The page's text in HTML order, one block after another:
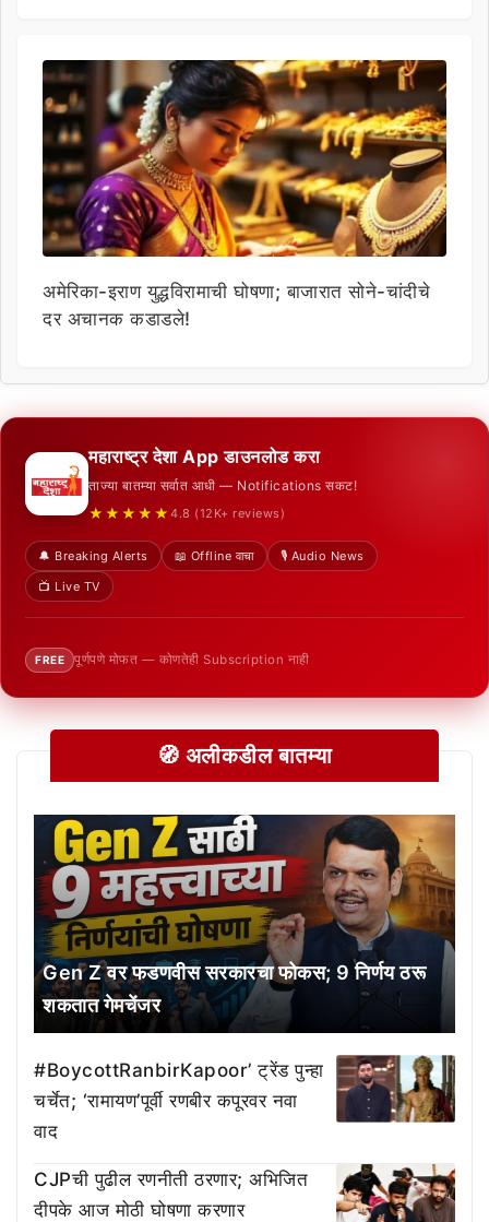
अमेरिका-इराण युद्धविरामाची घोषणा; बाजारात सोने-चांदीचे
दर अचानक कडाडले!
महाराष्ट्र देशा App डाउनलोड करा
ताज्या बातम्या सर्वात आधी — Notifications सकट!
★★★★★ 4.8 (12K+ reviews)
🔔 Breaking Alerts 📖 Offline वाचा
🎙️ Audio News
📺 Live TV
FREE पूर्णपणे मोफत — कोणतेही Subscription नाही
🧭 अलीकडील बातम्या
Gen Z वर फडणवीस सरकारचा फोकस; 9 निर्णय ठरू
शकतात गेमचेंजर
#BoycottRanbirKapoor’ ट्रेंड पुन्हा
चर्चेत; ‘रामायण’पूर्वी रणबीर कपूरवर नवा
वाद
CJPची पुढील रणनीती ठरणार; अभिजित
दीपके आज मोठी घोषणा करणार